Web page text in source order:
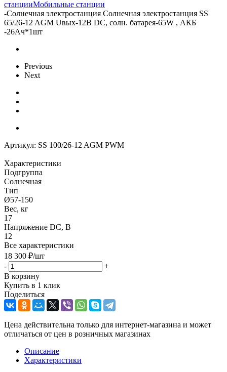
станцииМобильные станции
-Солнечная электростанция Солнечная электростанция SS
65/26-12 AGM Uвых-12В DC, солн. батарея-65W , АКБ
-26Aч*1шт
Previous
Next
Артикул: SS 100/26-12 AGM PWM
Характеристики
Подгруппа
Солнечная
Тип
Ø57-150
Вес, кг
17
Напряжение DC, В
12
Все характеристики
18 300 ₽/шт
-
+
В корзину
Купить в 1 клик
Поделиться
Цена действительна только для интернет-магазина и может
отличаться от цен в розничных магазинах
Описание
Характеристики